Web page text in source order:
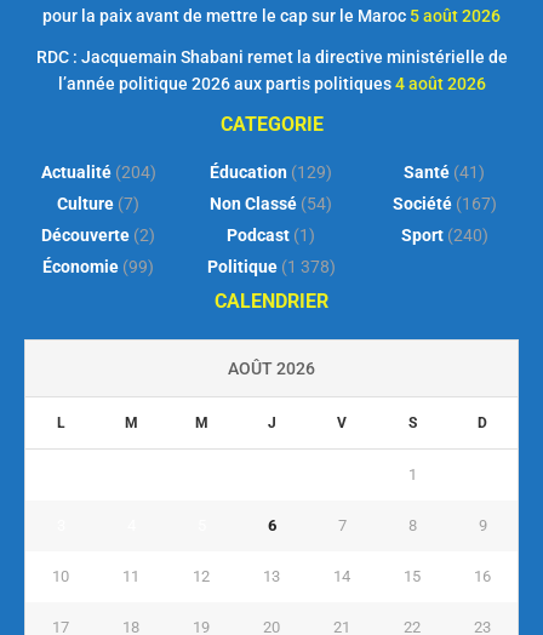
pour la paix avant de mettre le cap sur le Maroc 5 août 2026
RDC : Jacquemain Shabani remet la directive ministérielle de
l’année politique 2026 aux partis politiques 4 août 2026
CATEGORIE
Actualité(204)
Culture (7)
Découverte (2)
Économie (99)
Éducation (129)
Non Classé (54)
Podcast (1)
Politique(1 378)
Santé (41)
Société(167)
Sport(240)
CALENDRIER
AOÛT 2026
L M M J V S D
1
6 7 8 9
10 11 12 13 14 15 16
17 18 19 20 21 22 23